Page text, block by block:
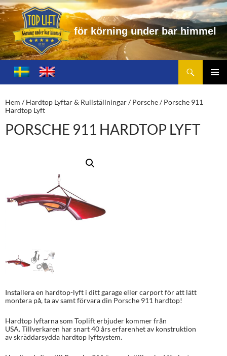
för körning under bar himme
Toplift.se – för körning under bar himmel
HOPPA
TILL
Hem /Hardtop Lyftar & Rullställningar/Porsche/ Porsche 911
Hardtop Lyft
PORSCHE 911 HARDTOP LYFT
Installera en hardtop-lyft i ditt garage eller carport för att lätt
montera på, ta av samt förvara din Porsche 911 hardtop!
Hardtop lyftarna som Toplift erbjuder kommer från
USA. Tillverkaren har snart 40 års erfarenhet av konstruktion
av skräddarsydda hardtop lyftsystem.